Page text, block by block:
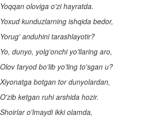
Yoqqan oloviga o'zi hayratda.
Yoxud kunduzlarning ishqida bedor,
Yorug' anduhini tarashlayotir?
Yo, dunyo, yolg'onchi yo'llaring aro,
Olov faryod bo'lib yo'ling to'sgan u?
Xiyonatga botgan tor dunyolardan,
O'zib ketgan ruhi arshida hozir.
Shoirlar o'lmaydi ikki olamda,